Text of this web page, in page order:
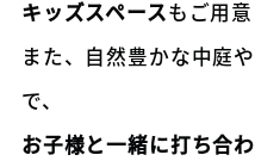
キッズスペースもご用意
また、自然豊かな中庭
で、
お子様と一緒に打ち合